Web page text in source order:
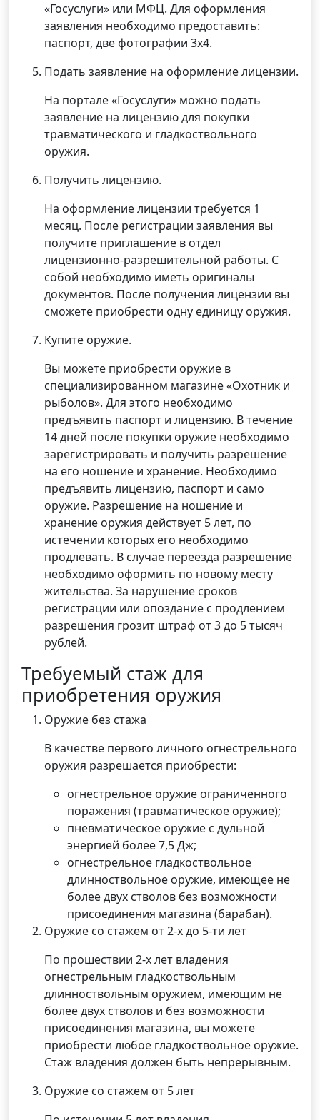
«Госуслуги» или МФЦ. Для оформления
заявления необходимо предоставить:
паспорт, две фотографии 3х4.
Подать заявление на оформление лицензии.
На портале «Госуслуги» можно подать
заявление на лицензию для покупки
травматического и гладкоствольного
оружия.
Получить лицензию.
На оформление лицензии требуется 1
месяц. После регистрации заявления вы
получите приглашение в отдел
лицензионно-разрешительной работы. С
собой необходимо иметь оригиналы
документов. После получения лицензии вы
сможете приобрести одну единицу оружия.
Купите оружие.
Вы можете приобрести оружие в
специализированном магазине «Охотник и
рыболов». Для этого необходимо
предъявить паспорт и лицензию. В течение
14 дней после покупки оружие необходимо
зарегистрировать и получить разрешение
на его ношение и хранение. Необходимо
предъявить лицензию, паспорт и само
оружие. Разрешение на ношение и
хранение оружия действует 5 лет, по
истечении которых его необходимо
продлевать. В случае переезда разрешение
необходимо оформить по новому месту
жительства. За нарушение сроков
регистрации или опоздание с продлением
разрешения грозит штраф от 3 до 5 тысяч
рублей.
Требуемый стаж для
приобретения оружия
Оружие без стажа
В качестве первого личного огнестрельного
оружия разрешается приобрести:
огнестрельное оружие ограниченного
поражения (травматическое оружие);
пневматическое оружие с дульной
энергией более 7,5 Дж;
огнестрельное гладкоствольное
длинноствольное оружие, имеющее не
более двух стволов без возможности
присоединения магазина (барабан).
Оружие со стажем от 2-х до 5-ти лет
По прошествии 2-х лет владения
огнестрельным гладкоствольным
длинноствольным оружием, имеющим не
более двух стволов и без возможности
присоединения магазина, вы можете
приобрести любое гладкоствольное оружие.
Стаж владения должен быть непрерывным.
Оружие со стажем от 5 лет